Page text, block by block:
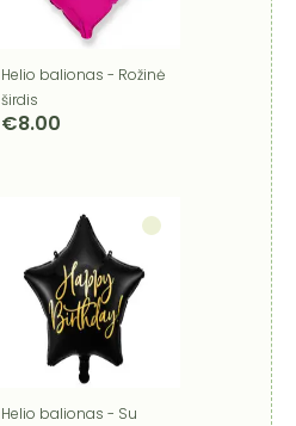
Helio balionas - Rožinė
širdis
€8.00
Helio balionas - Su